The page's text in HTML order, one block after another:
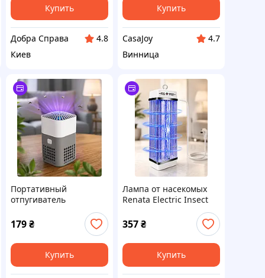
Купить
Добра Справа
4.8
Киев
Купить
CasaJoy
4.7
Винница
Портативный
отпугиватель
насекомых Mosquito
Repellent USB до 50 м²
179₴
Купить
Лампа от насекомых
Renata Electric Insect
Killer RT-1X15W 10 Вт
357₴
Купить